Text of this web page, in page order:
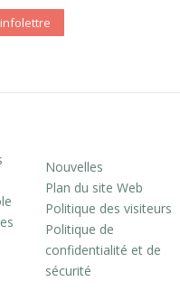
Nouvelles
Plan du site Web
Politique des visiteurs
Politique de
confidentialité et de
sécurité